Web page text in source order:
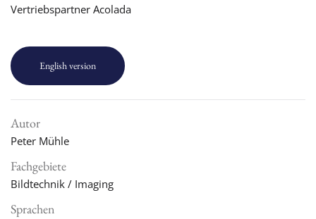
Vertriebspartner Acolada
English version
Autor
Peter Mühle
Fachgebiete
Bildtechnik / Imaging
Sprachen